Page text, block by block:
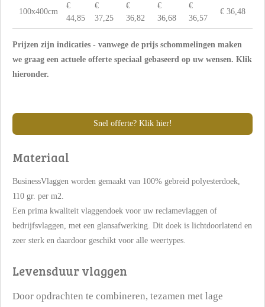
100x400cm
€
44,85
€
37,25
€
36,82
€
36,68
€
36,57
€ 36,48
Prijzen zijn indicaties - vanwege de prijs schommelingen maken
we graag een actuele offerte speciaal gebaseerd op uw wensen. Klik
hieronder.
Snel offerte? Klik hier!
Materiaal
BusinessVlaggen worden gemaakt van 100% gebreid polyesterdoek,
110 gr. per m2.
Een prima kwaliteit vlaggendoek voor uw reclamevlaggen of
bedrijfsvlaggen, met een glansafwerking. Dit doek is lichtdoorlatend en
zeer sterk en daardoor geschikt voor alle weertypes.
Levensduur vlaggen
Door opdrachten te combineren, tezamen met lage